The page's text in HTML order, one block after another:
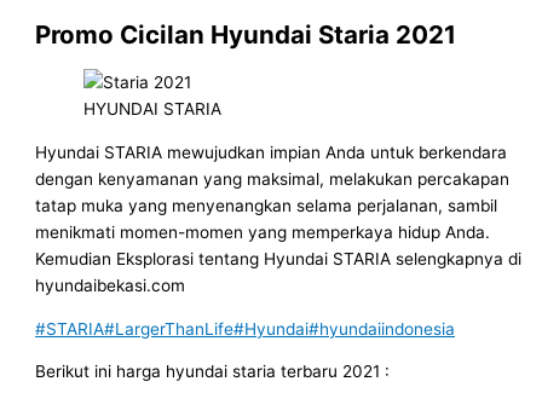
Promo Cicilan Hyundai Staria 2021
HYUNDAI STARIA
Hyundai STARIA mewujudkan impian Anda untuk berkendara
dengan kenyamanan yang maksimal, melakukan percakapan
tatap muka yang menyenangkan selama perjalanan, sambil
menikmati momen-momen yang memperkaya hidup Anda.
Kemudian Eksplorasi tentang Hyundai STARIA selengkapnya di
hyundaibekasi.com
#STARIA#LargerThanLife#Hyundai#hyundaiindonesia
Berikut ini harga hyundai staria terbaru 2021 :